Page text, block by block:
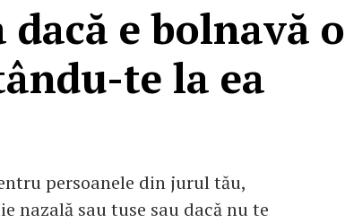
e bolnavă o
te la ea
persoanele din jurul tău,
nazală sau tuse sau dacă nu te